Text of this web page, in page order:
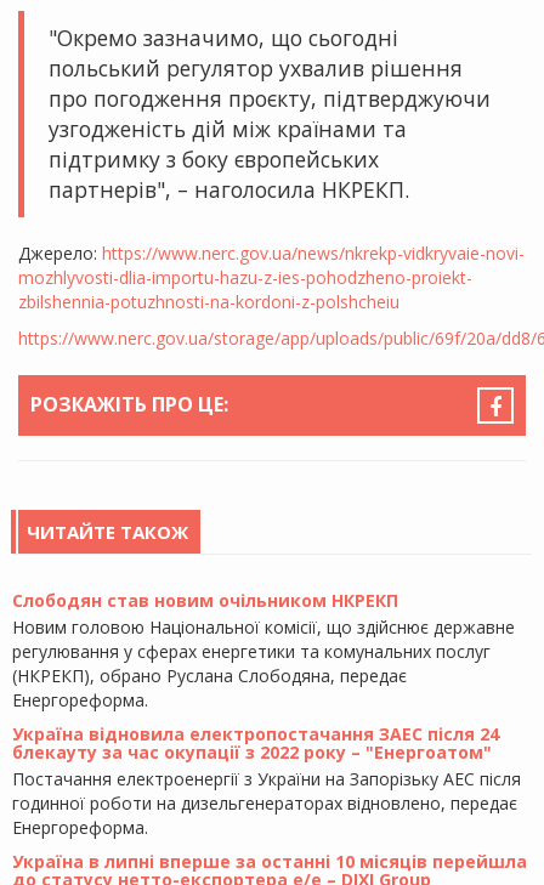
"Окремо зазначимо, що сьогодні
польський регулятор ухвалив рішення
про погодження проєкту, підтверджуючи
узгодженість дій між країнами та
підтримку з боку європейських
партнерів", – наголосила НКРЕКП.
Джерело: https://www.nerc.gov.ua/news/nkrekp-vidkryvaie-novi-
mozhlyvosti-dlia-importu-hazu-z-ies-pohodzheno-proiekt-
zbilshennia-potuzhnosti-na-kordoni-z-polshcheiu
https://www.nerc.gov.ua/storage/app/uploads/public/69f/20a/dd8/
РОЗКАЖІТЬ ПРО ЦЕ:
ЧИТАЙТЕ ТАКОЖ
Слободян став новим очільником НКРЕКП
Новим головою Національної комісії, що здійснює державне
регулювання у сферах енергетики та комунальних послуг
(НКРЕКП), обрано Руслана Слободяна, передає
Енергореформа.
Україна відновила електропостачання ЗАЕС після 24
блекауту за час окупації з 2022 року – "Енергоатом"
Постачання електроенергії з України на Запорізьку АЕС після
годинної роботи на дизельгенераторах відновлено, передає
Енергореформа.
Україна в липні вперше за останні 10 місяців перейшла
до статусу нетто-експортера е/е – DIXI Group